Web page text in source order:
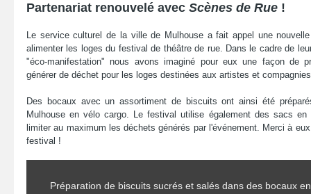
Partenariat renouvelé avec Scènes de Rue !
Le service culturel de la ville de Mulhouse a fait appel une
alimenter les loges du festival de théâtre de rue. Dans le cadre de
"éco-manifestation" nous avons imaginé pour eux une façon de
générer de déchet pour les loges destinées aux artistes et
Des bocaux avec un assortiment de biscuits ont ainsi été
Mulhouse en vélo cargo. Le festival utilise également des sacs
limiter au maximum les déchets générés par l'événement. Merci à
festival !
Préparation de biscuits sucrés et salés dans des bocaux